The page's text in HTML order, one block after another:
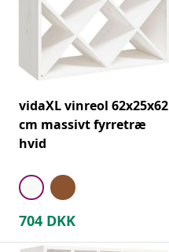
vidaXL vinreol 62x25x62
cm massivt fyrretræ
hvid
704 DKK